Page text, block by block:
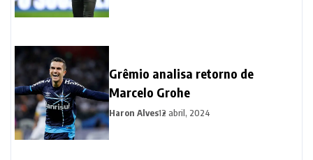
Grêmio analisa retorno de
Marcelo Grohe
Haron Alves12 abril, 2024